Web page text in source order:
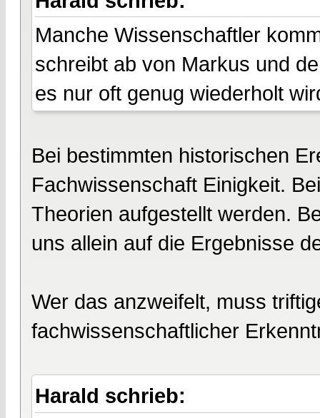
Manche Wissenschaftler
schreibt ab von Markus und
es nur oft genug wiederholt
Bei bestimmten historischen
Fachwissenschaft Einigkeit.
Theorien aufgestellt werden.
uns allein auf die Ergebnisse
Wer das anzweifelt, muss
fachwissenschaftlicher
Harald schrieb: